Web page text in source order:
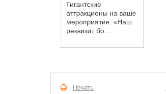
Гигантские
аттракционы на ваше
мероприятие: «Наш
реквизит бо...
Печать